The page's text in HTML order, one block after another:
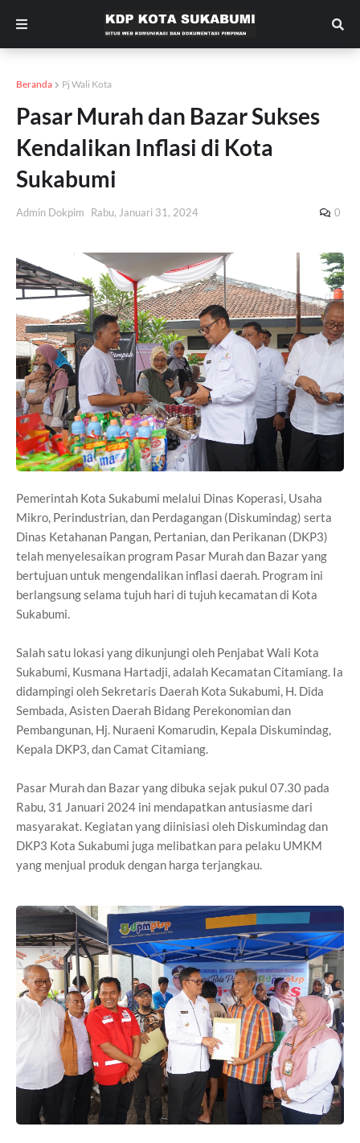
Beranda Pj Wali Kota
Pasar Murah dan Bazar Sukses
Kendalikan Inflasi di Kota
Sukabumi
Admin Dokpim Rabu, Januari 31, 2024 0
Pemerintah Kota Sukabumi melalui Dinas Koperasi, Usaha
Mikro, Perindustrian, dan Perdagangan (Diskumindag) serta
Dinas Ketahanan Pangan, Pertanian, dan Perikanan (DKP3)
telah menyelesaikan program Pasar Murah dan Bazar yang
bertujuan untuk mengendalikan inflasi daerah. Program ini
berlangsung selama tujuh hari di tujuh kecamatan di Kota
Sukabumi.
Salah satu lokasi yang dikunjungi oleh Penjabat Wali Kota
Sukabumi, Kusmana Hartadji, adalah Kecamatan Citamiang. Ia
didampingi oleh Sekretaris Daerah Kota Sukabumi, H. Dida
Sembada, Asisten Daerah Bidang Perekonomian dan
Pembangunan, Hj. Nuraeni Komarudin, Kepala Diskumindag,
Kepala DKP3, dan Camat Citamiang.
Pasar Murah dan Bazar yang dibuka sejak pukul 07.30 pada
Rabu, 31 Januari 2024 ini mendapatkan antusiasme dari
masyarakat. Kegiatan yang diinisiasi oleh Diskumindag dan
DKP3 Kota Sukabumi juga melibatkan para pelaku UMKM
yang menjual produk dengan harga terjangkau.